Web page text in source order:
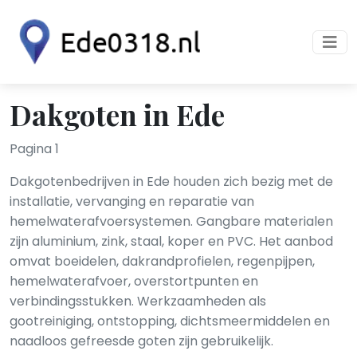
Dakgoten in Ede
Pagina 1
Dakgotenbedrijven in Ede houden zich bezig met de
installatie, vervanging en reparatie van
hemelwaterafvoersystemen. Gangbare materialen
zijn aluminium, zink, staal, koper en PVC. Het aanbod
omvat boeidelen, dakrandprofielen, regenpijpen,
hemelwaterafvoer, overstortpunten en
verbindingsstukken. Werkzaamheden als
gootreiniging, ontstopping, dichtsmeermiddelen en
naadloos gefreesde goten zijn gebruikelijk.